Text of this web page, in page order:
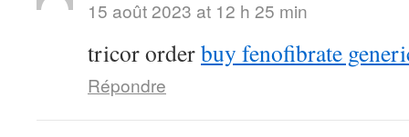
15 août 2023 at 12 h 25 min
tricor orderbuy fenofibrate
Répondre